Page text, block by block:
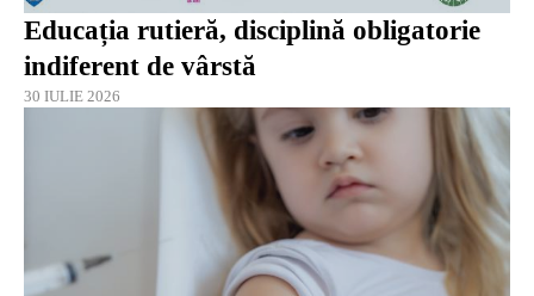
Educația rutieră, disciplină obligatorie
indiferent de vârstă
30 IULIE 2026